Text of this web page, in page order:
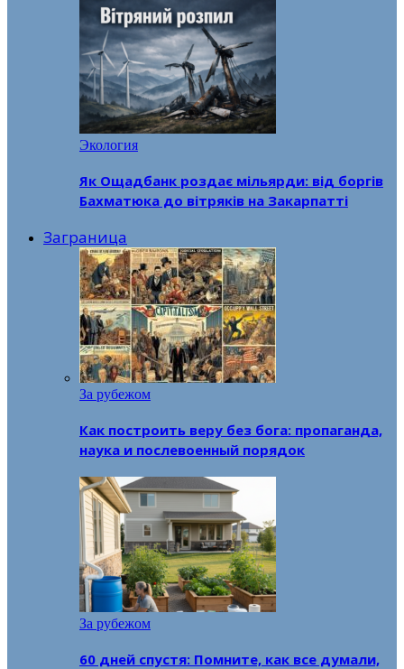
Экология
Як Ощадбанк роздає мільярди: від боргів
Бахматюка до вітряків на Закарпатті
Заграница
За рубежом
Как построить веру без бога: пропаганда,
наука и послевоенный порядок
За рубежом
60 дней спустя: Помните, как все думали,